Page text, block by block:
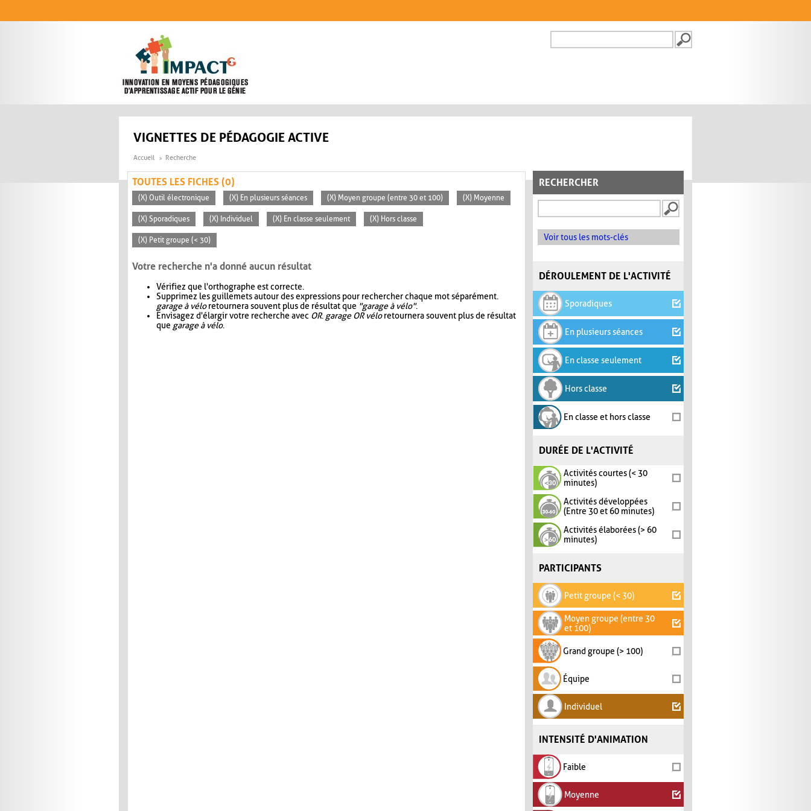
FORMULAIRE DE
VIGNETTES DE PÉDAGOGIE ACTIVE
Accueil Recherche
RECHERCHER
Voir tous les mots-clés
DÉROULEMENT DE L'ACTIVITÉ
Sporadiques
En plusieurs séances
En classe seulement
Hors classe
En classe et hors classe
DURÉE DE L'ACTIVITÉ
Activités courtes (< 30
minutes)
Activités développées
(Entre 30 et 60 minutes)
Activités élaborées (> 60
minutes)
PARTICIPANTS
Petit groupe (< 30)
Moyen groupe (entre 30
et 100)
Grand groupe (> 100)
Équipe
Individuel
INTENSITÉ D'ANIMATION
Faible
Moyenne
TOUTES LES FICHES (0)
(X) Outil électronique (X) En plusieurs séances (X) Moyen groupe (entre 30 et 100) (X) Moyenne
(X) Sporadiques (X) Individuel (X) En classe seulement (X) Hors classe
(X) Petit groupe (< 30)
Votre recherche n'a donné aucun résultat
Vérifiez que l'orthographe est correcte.
Supprimez les guillemets autour des expressions pour rechercher chaque mot séparément.
garage à véloretournera souvent plus de résultat que "garage à vélo".
Envisagez d'élargir votre recherche avec OR. garage OR véloretournera souvent plus de résultat
que garage à vélo.